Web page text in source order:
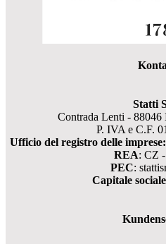
Statti
Contrada Lenti - 88046
P. IVA e C.F.
Ufficio del registro delle imprese:
REA: CZ
PEC:
Capitale